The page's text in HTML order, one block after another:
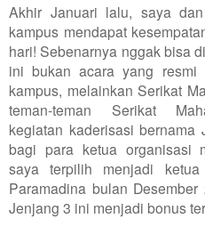
Akhir Januari lalu, saya
kampus mendapat
hari! Sebenarnya nggak bisa
ini bukan acara yang resmi
kampus, melainkan Serikat
teman-teman Serikat
kegiatan kaderisasi
bagi para ketua organisasi
saya terpilih menjadi
Paramadina bulan
Jenjang 3 ini menjadi bonus